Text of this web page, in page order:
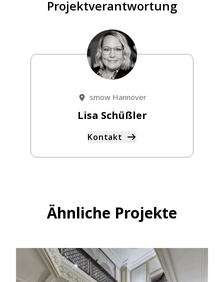
Projektverantwortung
smow Hannover
Lisa Schüßler
Kontakt
Ähnliche Projekte